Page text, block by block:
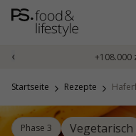
Zum
Inhalt
springen
‹ +108.000
Startseite Rezepte
Phase 3 Vegetarisch